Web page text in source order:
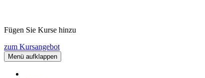
Fügen Sie Kurse hinzu
zum Kursangebot
Menü aufklappen